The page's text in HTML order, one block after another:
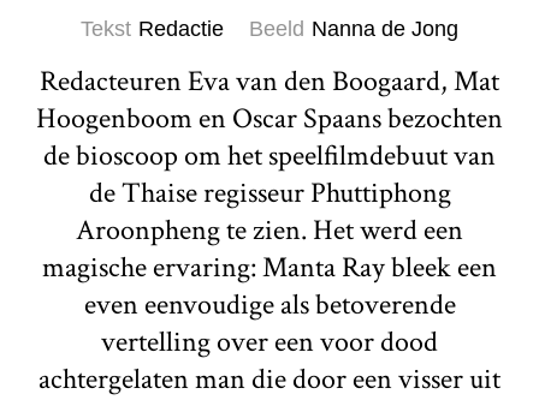
Tekst Redactie Beeld Nanna de Jong
Redacteuren Eva van den Boogaard, Mat
Hoogenboom en Oscar Spaans bezochten
de bioscoop om het speelfilmdebuut van
de Thaise regisseur Phuttiphong
Aroonpheng te zien. Het werd een
magische ervaring: Manta Ray bleek een
even eenvoudige als betoverende
vertelling over een voor dood
achtergelaten man die door een visser uit